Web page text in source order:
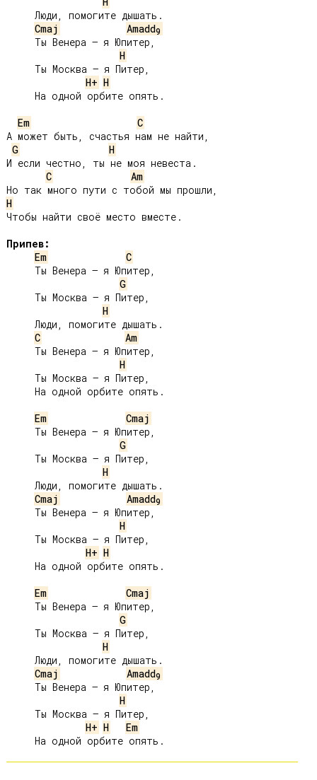
Cmaj
Amadd9
H
H+ H
Em
C
А может быть, счастья нам не найти,
G
H
И если честно, ты не моя невеста.
C
Am
H
Чтобы найти своё место вместе.
Припев:
Em
C
G
H
C
Am
H
Em
Cmaj
G
H
Cmaj
Amadd9
H
H+ H
Em
Cmaj
G
H
Cmaj
Amadd9
H
H+ H
Em